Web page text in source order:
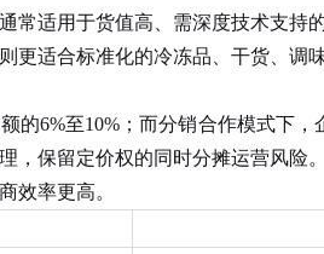
适用于货值高、需深度技术支持
适合标准化的冷冻品、干货、调
至10%；而分销合作模式下，
保留定价权的同时分摊运营风险
效率更高。